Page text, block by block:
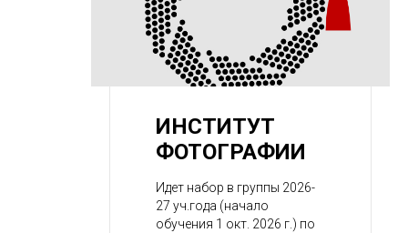
ИНСТИТУТ
ФОТОГРАФИИ
Идет набор в группы 2026-
27 уч.года (начало
обучения 1 окт. 2026 г.) по